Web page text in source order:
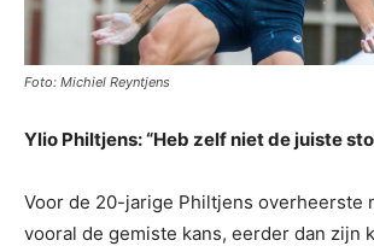
Foto: Michiel Reyntjens
Ylio Philtjens: “Heb zelf niet de juiste
Voor de 20-jarige Philtjens overheerste
vooral de gemiste kans, eerder dan zijn